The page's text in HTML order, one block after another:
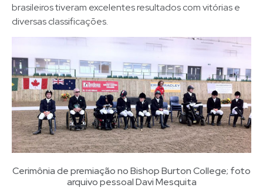
brasileiros tiveram excelentes resultados com vitórias e
diversas classificações.
Cerimônia de premiação no Bishop Burton College; foto
arquivo pessoal Davi Mesquita